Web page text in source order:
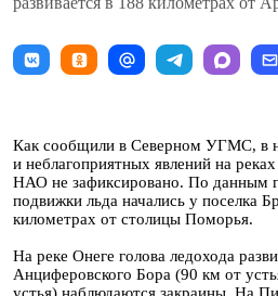
Как сообщили в Северном УГМС, в
и неблагоприятных явлений на
НАО не зафиксировано. По данным
подвижки льда начались у поселка
километрах от столицы Поморья.
На реке Онеге голова ледохода
Анциферовского Бора (90 км от